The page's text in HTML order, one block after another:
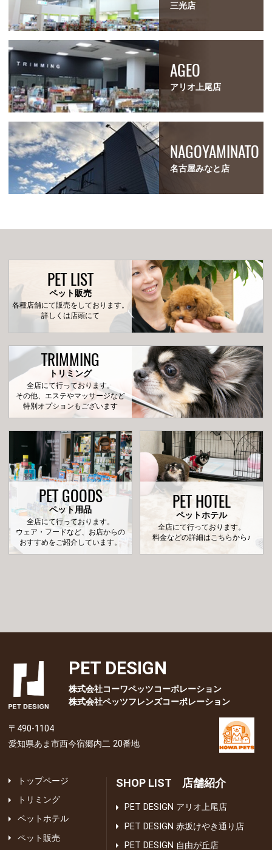
三光店
AGEO
アリオ上尾店
NAGOYAMINATO
名古屋みなと店
PET LIST
ペット販売
各種店舗にて販売をしております。
詳しくは店頭にて
TRIMMING
トリミング
全店にて行っております。
その他、エステやマッサージなど
特別オプションもございます
PET GOODS
ペット用品
全店にて行っております。
ウェア・フードなど、お店からの
おすすめをご紹介しています。
PET HOTEL
ペットホテル
全店にて行っております。
料金などの詳細はこちらから♪
PET DESIGN
株式会社コーワペッツコーポレーション
株式会社ペッツフレンズコーポレーション
〒490-1104
愛知県あま市西今宿郷内二 20番地
トップページ
トリミング
ペットホテル
ペット販売
SHOP LIST 店舗紹介
PET DESIGN アリオ上尾店
PET DESIGN 赤坂けやき通り店
PET DESIGN 自由が丘店